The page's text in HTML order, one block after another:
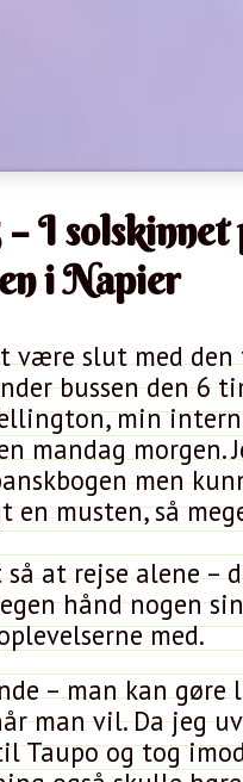
I solskinnet
i Napier
være slut med den
bussen den 6
min
mandag morgen.
men
en musten, så
så at rejse alene –
hånd nogen
med.
– man kan gøre
man vil. Da jeg
og tog